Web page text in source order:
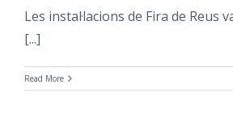
Les instal·lacions de Fira de Reus
[...]
Read More